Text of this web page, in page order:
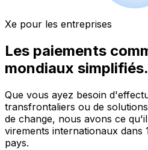
Xe pour les entreprises
Les paiements
mondiaux simplifiés.
Que vous ayez besoin
transfrontaliers ou de
de change, nous avons ce
virements internationaux dans
pays.